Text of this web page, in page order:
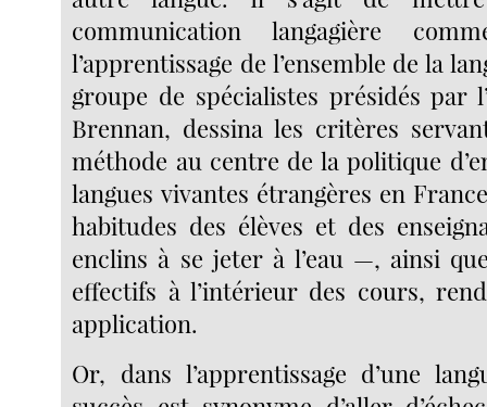
communication langagière
l’apprentissage de l’ensemble de la
groupe de spécialistes présidés par
Brennan, dessina les critères
méthode au centre de la politique
langues vivantes étrangères en
habitudes des élèves et des
enclins à se jeter à l’eau —, ainsi
effectifs à l’intérieur des cours,
application.
Or, dans l’apprentissage d’une